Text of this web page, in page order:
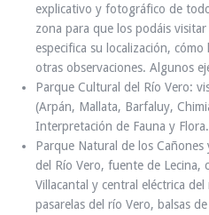
explicativo y fotográfico de
zona para que los podáis
especifica su localización,
otras observaciones. Algunos
Parque Cultural del Río Vero:
(Arpán, Mallata, Barfaluy,
Interpretación de Fauna y Flora.
Parque Natural de los
del Río Vero, fuente de Lecina,
Villacantal y central eléctrica
pasarelas del río Vero, balsas